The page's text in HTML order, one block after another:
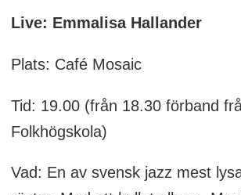
Live: Emmalisa Hallander
Plats: Café Mosaic
Tid: 19.00 (från 18.30 förband
Folkhögskola)
Vad: En av svensk jazz mest